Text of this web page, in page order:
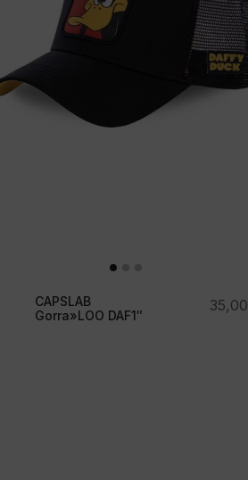
CAPSLAB
Gorra»LOO DAF1″
35,00